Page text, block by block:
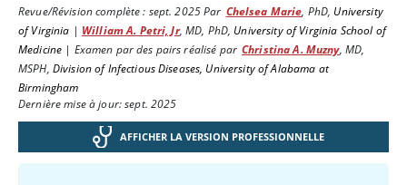
Revue/Révision complète : sept. 2025Par Chelsea Marie, PhD, University
of Virginia | William A. Petri, Jr,MD, PhD, University of Virginia School of
Medicine | Examen par des pairs réalisé par Christina A. Muzny, MD,
MSPH, Division of Infectious Diseases, University of Alabama at
Birmingham
Dernière mise à jour: sept. 2025
AFFICHER LA VERSION PROFESSIONNELLE